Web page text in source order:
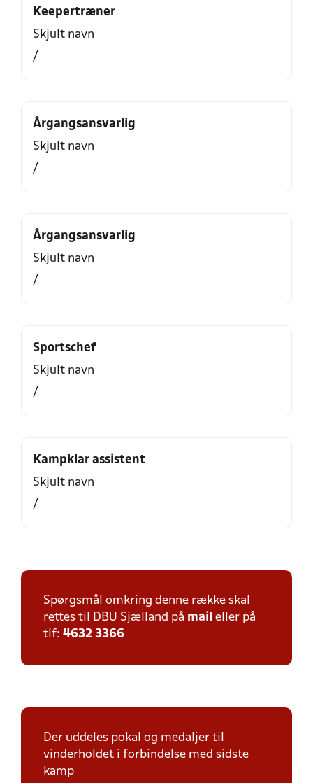
Keepertræner
Skjult navn
/
Årgangsansvarlig
Skjult navn
/
Årgangsansvarlig
Skjult navn
/
Sportschef
Skjult navn
/
Kampklar assistent
Skjult navn
/
Spørgsmål omkring denne række skal
rettes til DBU Sjælland på mail eller på
tlf: 4632 3366
Der uddeles pokal og medaljer til
vinderholdet i forbindelse med sidste
kamp